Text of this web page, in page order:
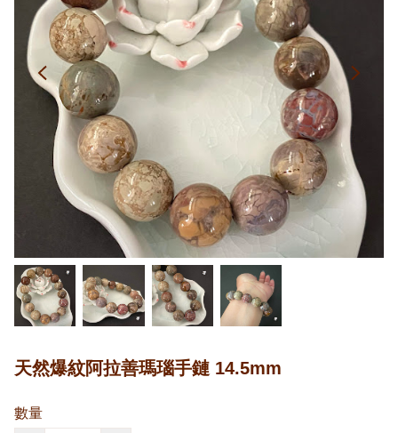
天然爆紋阿拉善瑪瑙手鏈 14.5mm
數量